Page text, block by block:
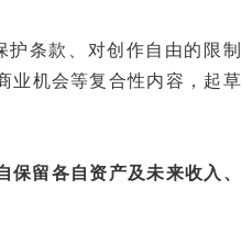
护条款、对创作自由的限制
业机会等复合性内容，起草
留各自资产及未来收入、